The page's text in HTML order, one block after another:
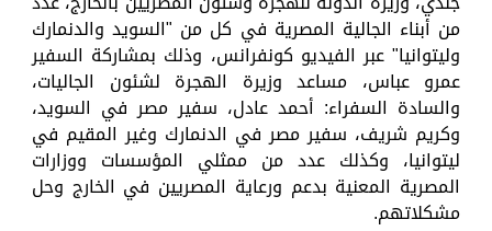
من أبناء الجالية المصرية في كل من "السويد والدنمارك
وليتوانيا" عبر الفيديو كونفرانس، وذلك بمشاركة السفير
عمرو عباس، مساعد وزيرة الهجرة لشئون الجاليات،
والسادة السفراء: أحمد عادل، سفير مصر في السويد،
وكريم شريف، سفير مصر في الدنمارك وغير المقيم في
ليتوانيا، وكذلك عدد من ممثلي المؤسسات ووزارات
المصرية المعنية بدعم ورعاية المصريين في الخارج وحل
مشكلاتهم.